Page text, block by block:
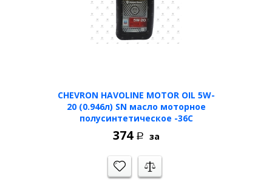
CHEVRON HAVOLINE MOTOR OIL 5W-
20 (0.946л) SN масло моторное
полусинтетическое -36C
374 Р за